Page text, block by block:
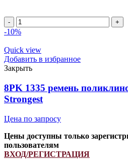
8PK
1795
1803/
3289325/
1003171/
3288497/
С5340591)
ремень
поликлиновой
Strongest
-10%
Quick view
Добавить в избранное
Закрыть
8PK 1335 ремень
Strongest
Цена по запросу
Цены доступны только
пользователям
ВХОД/РЕГИСТРАЦИЯ